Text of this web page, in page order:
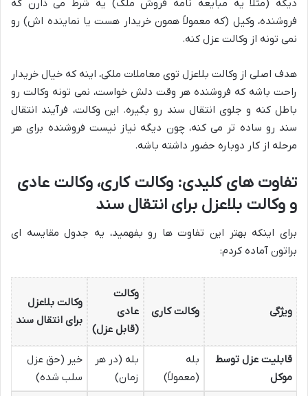
دیگه (مثلاً یه مبایعه نامه فروش ملک) یه شرط می ذارن که
فروشنده، وکیل (که معمولاً همون خریدار هست یا نماینده اش) رو
نمی تونه از وکالت عزل کنه.
هدف اصلی از وکالت بلاعزل توی معاملات ملکی، اینه که خیال خریدار
راحت باشه که فروشنده هر وقت دلش خواست، نمی تونه وکالت رو
باطل کنه و جلوی انتقال سند رو بگیره. این وکالت، فرآیند انتقال
سند رو ساده تر می کنه، چون دیگه نیاز نیست فروشنده برای هر
مرحله از کار دوباره حضور داشته باشه.
تفاوت های کلیدی: وکالت کاری، وکالت عادی
و وکالت بلاعزل برای انتقال سند
برای اینکه بهتر این تفاوت ها رو بفهمید، یه جدول مقایسه ای
براتون آماده کردم:
ویژگی وکالت کاری
وکالت
عادی
(قابل عزل)
وکالت بلاعزل
برای انتقال سند
قابلیت عزل توسط
موکل
بله
(معمولاً)
بله (در هر
زمان)
خیر (حق عزل
سلب شده)